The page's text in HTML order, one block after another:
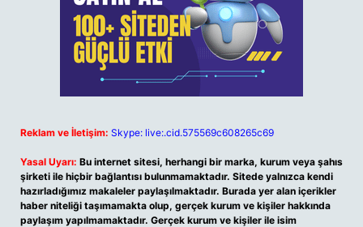
Reklam ve İletişim: Skype: live:.cid.575569c608265c69
Yasal Uyarı: Bu internet sitesi, herhangi bir marka, kurum veya şahıs
şirketi ile hiçbir bağlantısı bulunmamaktadır. Sitede yalnızca kendi
hazırladığımız makaleler paylaşılmaktadır. Burada yer alan içerikler
haber niteliği taşımamakta olup, gerçek kurum ve kişiler hakkında
paylaşım yapılmamaktadır. Gerçek kurum ve kişiler ile isim